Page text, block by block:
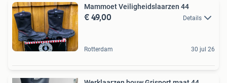
Mammoet Veiligheidslaarzen 44
€ 49,00 Details
Rotterdam 30 jul 26